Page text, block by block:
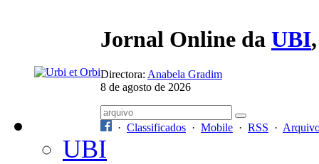
Jornal Online da UBI
Directora: Anabela Gradim
8 de agosto de 2026
· Classificados · Mobile · RSS ·
UBI